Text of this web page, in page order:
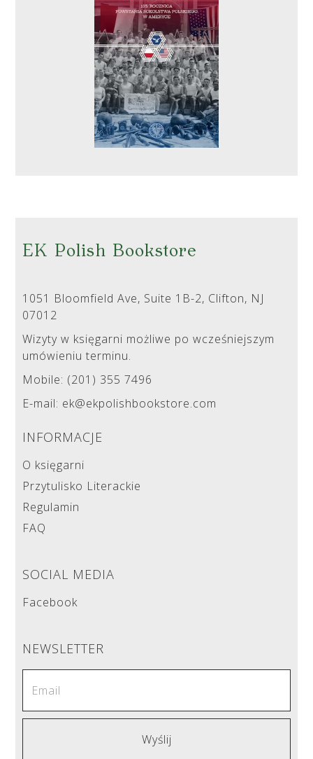
EK Polish Bookstore
1051 Bloomfield Ave, Suite 1B-2, Clifton, NJ
07012
Wizyty w księgarni możliwe po wcześniejszym
umówieniu terminu.
Mobile: (201) 355 7496
E-mail: ek@ekpolishbookstore.com
INFORMACJE
O księgarni
Przytulisko Literackie
Regulamin
FAQ
SOCIAL MEDIA
Facebook
NEWSLETTER